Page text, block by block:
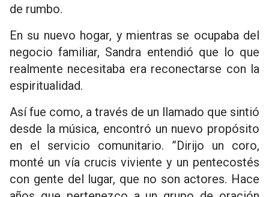
de rumbo.
En su nuevo hogar, y mientras se ocupaba del
negocio familiar, Sandra entendió que lo que
realmente necesitaba era reconectarse con la
espiritualidad.
Así fue como, a través de un llamado que sintió
desde la música, encontró un nuevo propósito
en el servicio comunitario. ”Dirijo un coro,
monté un vía crucis viviente y un pentecostés
con gente del lugar, que no son actores. Hace